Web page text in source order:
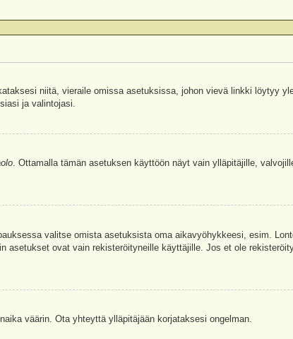
niitä, vieraile omissa asetuksissa, johon vievä linkki löytyy
ja valintojasi.
. Ottamalla tämän asetuksen käyttöön näyt vain ylläpitäjille,
valitse omista asetuksista oma aikavyöhykkeesi, esim.
asetukset ovat vain rekisteröityneille käyttäjille. Jos et ole
väärin. Ota yhteyttä ylläpitäjään korjataksesi ongelman.